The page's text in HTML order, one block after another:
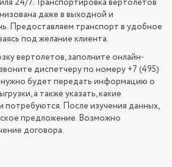
24/7. Транспортировка вертолетов
даже в выходной и
Предоставляем транспорт в удобное
под желание клиента.
вертолетов, заполните онлайн-
диспетчеру по номеру +7 (495)
будет передать информацию о
а также указать, какие
потребуются. После изучения данных,
предложение. Возможно
договора.